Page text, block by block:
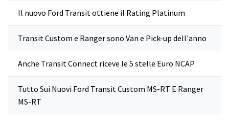
Il nuovo Ford Transit ottiene il Rating Platinum
Transit Custom e Ranger sono Van e Pick-up dell'anno
Anche Transit Connect riceve le 5 stelle Euro NCAP
Tutto Sui Nuovi Ford Transit Custom MS-RT E Ranger
MS-RT